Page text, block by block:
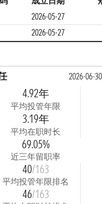
2026-05-27
2026-05-27
2026-06-30
4.92年
平均投管年限
3.19年
平均在职时长
69.05%
近三年留职率
40/163
平均投管年限排名
46/163